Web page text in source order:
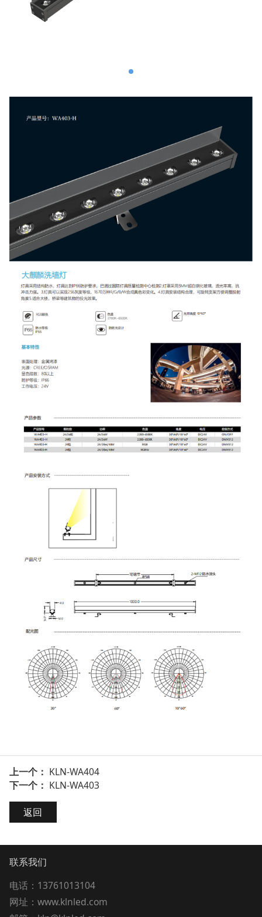
上一个： KLN-WA404
下一个： KLN-WA403
返回
联系我们
电话：13761013104
网址：www.klnled.com